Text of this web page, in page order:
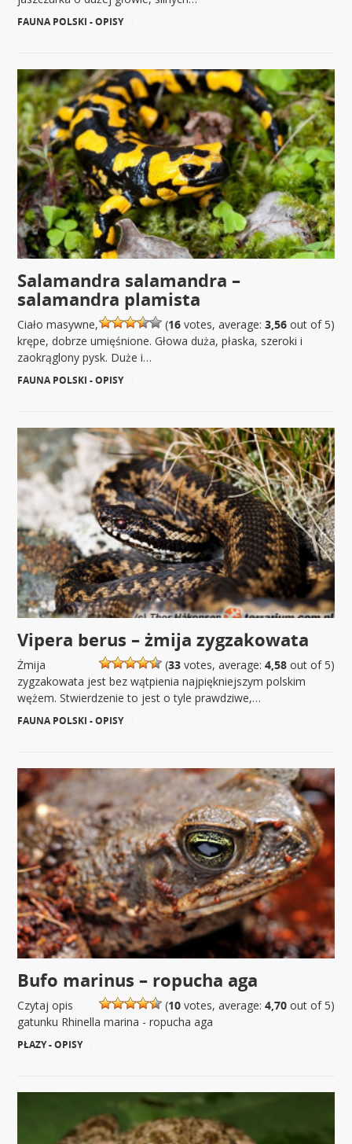
FAUNA POLSKI - OPISY
Salamandra salamandra –
salamandra plamista
(16votes, average: 3,56out of 5)
Ciało masywne,
krępe, dobrze umięśnione. Głowa duża, płaska, szeroki i
zaokrąglony pysk. Duże i…
FAUNA POLSKI - OPISY
Vipera berus – żmija zygzakowata
(33votes, average: 4,58out of 5)
Żmija
zygzakowata jest bez wątpienia najpiękniejszym polskim
wężem. Stwierdzenie to jest o tyle prawdziwe,…
FAUNA POLSKI - OPISY
Bufo marinus – ropucha aga
(10votes, average: 4,70out of 5)
Czytaj opis
gatunku Rhinella marina - ropucha aga
PŁAZY - OPISY